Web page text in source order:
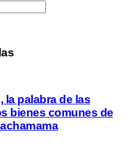
la palabra de las
bienes comunes de